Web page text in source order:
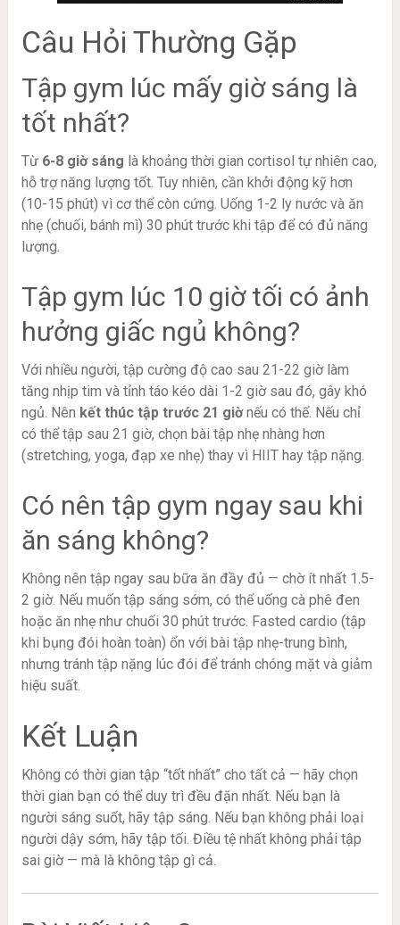
Câu Hỏi Thường Gặp
Tập gym lúc mấy giờ sáng là
tốt nhất?
Từ 6-8 giờ sáng là khoảng thời gian cortisol tự nhiên cao,
hỗ trợ năng lượng tốt. Tuy nhiên, cần khởi động kỹ hơn
(10-15 phút) vì cơ thể còn cứng. Uống 1-2 ly nước và ăn
nhẹ (chuối, bánh mì) 30 phút trước khi tập để có đủ năng
lượng.
Tập gym lúc 10 giờ tối có ảnh
hưởng giấc ngủ không?
Với nhiều người, tập cường độ cao sau 21-22 giờ làm
tăng nhịp tim và tỉnh táo kéo dài 1-2 giờ sau đó, gây khó
ngủ. Nên kết thúc tập trước 21 giờnếu có thể. Nếu chỉ
có thể tập sau 21 giờ, chọn bài tập nhẹ nhàng hơn
(stretching, yoga, đạp xe nhẹ) thay vì HIIT hay tập nặng.
Có nên tập gym ngay sau khi
ăn sáng không?
Không nên tập ngay sau bữa ăn đầy đủ — chờ ít nhất 1.5-
2 giờ. Nếu muốn tập sáng sớm, có thể uống cà phê đen
hoặc ăn nhẹ như chuối 30 phút trước. Fasted cardio (tập
khi bụng đói hoàn toàn) ổn với bài tập nhẹ-trung bình,
nhưng tránh tập nặng lúc đói để tránh chóng mặt và giảm
hiệu suất.
Kết Luận
Không có thời gian tập “tốt nhất” cho tất cả — hãy chọn
thời gian bạn có thể duy trì đều đặn nhất. Nếu bạn là
người sáng suốt, hãy tập sáng. Nếu bạn không phải loại
người dậy sớm, hãy tập tối. Điều tệ nhất không phải tập
sai giờ — mà là không tập gì cả.